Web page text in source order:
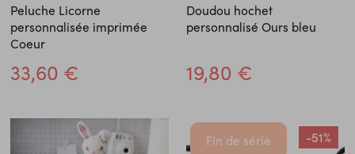
Peluche Licorne
personnalisée imprimée
Coeur
33,60 €
Doudou hochet
personnalisé Ours bleu
19,80 €
Fin de série -51%